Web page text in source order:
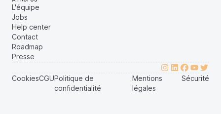
L'équipe
Jobs
Help center
Contact
Roadmap
Presse
CookiesCGUPolitique de
confidentialité
Mentions
légales
Sécurité